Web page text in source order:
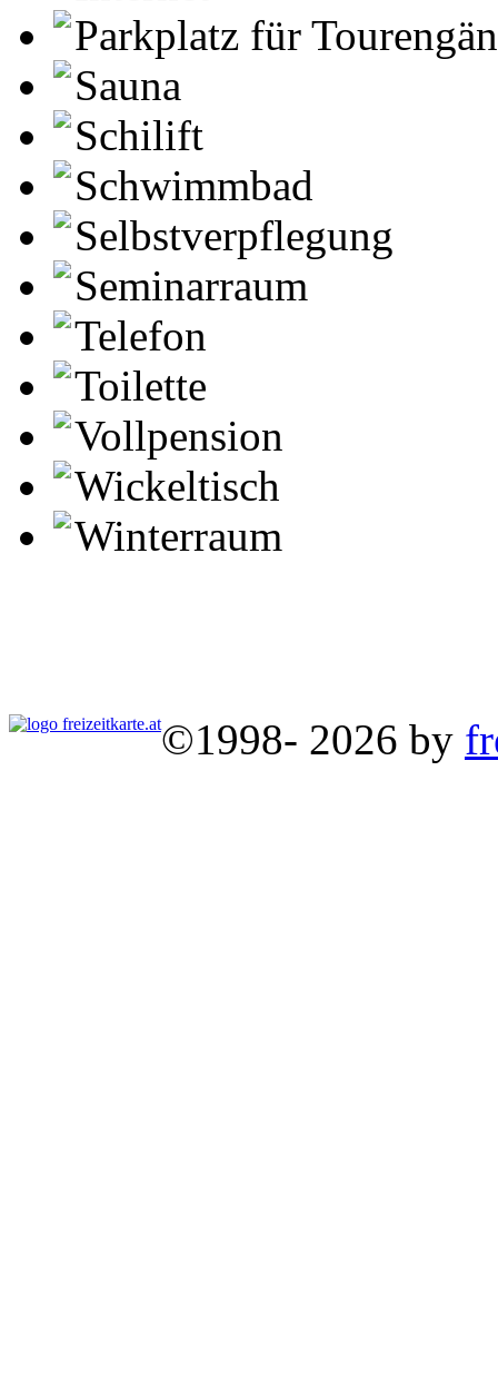
Parkplatz für
Sauna
Schilift
Schwimmbad
Selbstverpflegung
Seminarraum
Telefon
Toilette
Vollpension
Wickeltisch
Winterraum
©1998- 2026 by